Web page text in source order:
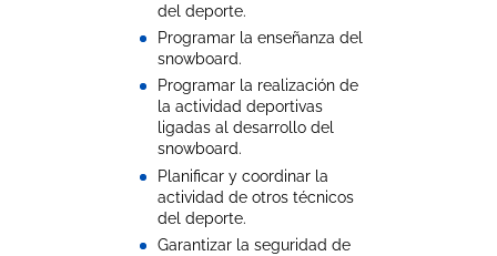
del deporte.
Programar la enseñanza del
snowboard.
Programar la realización de
la actividad deportivas
ligadas al desarrollo del
snowboard.
Planificar y coordinar la
actividad de otros técnicos
del deporte.
Garantizar la seguridad de